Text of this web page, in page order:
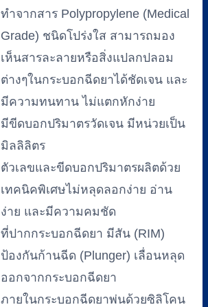
ทำจากสาร Polypropylene (Medical
Grade) ชนิดโปร่งใส สามารถมอง
เห็นสารละลายหรือสิ่งแปลกปลอม
ต่างๆในกระบอกฉีดยาได้ชัดเจน และ
มีความทนทาน ไม่แตกหักง่าย
มีขีดบอกปริมาตรวัดเจน มีหน่วยเป็น
มิลลิลิตร
ตัวเลขและขีดบอกปริมาตรผลิตด้วย
เทคนิคพิเศษไม่หลุดลอกง่าย อ่าน
ง่าย และมีความคมชัด
ที่ปากกระบอกฉีดยา มีสัน (RIM)
ป้องกันก้านฉีด (Plunger) เลื่อนหลุด
ออกจากกระบอกฉีดยา
ภายในกระบอกฉีดยาพ่นด้วยซิลิโคน